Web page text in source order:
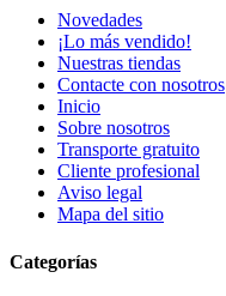
Novedades
¡Lo más vendido!
Nuestras tiendas
Contacte con nosotros
Inicio
Sobre nosotros
Transporte gratuito
Cliente profesional
Aviso legal
Mapa del sitio
Categorías